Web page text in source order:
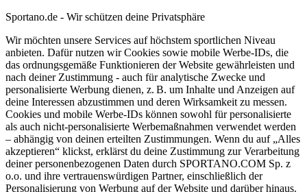
Sportano.de - Wir schützen deine Privatsphäre
Wir möchten unsere Services auf höchstem sportlichen Niveau
anbieten. Dafür nutzen wir Cookies sowie mobile Werbe-IDs, die
das ordnungsgemäße Funktionieren der Website gewährleisten und
nach deiner Zustimmung - auch für analytische Zwecke und
personalisierte Werbung dienen, z. B. um Inhalte und Anzeigen auf
deine Interessen abzustimmen und deren Wirksamkeit zu messen.
Cookies und mobile Werbe-IDs können sowohl für personalisierte
als auch nicht-personalisierte Werbemaßnahmen verwendet werden
– abhängig von deinen erteilten Zustimmungen. Wenn du auf „Alles
akzeptieren“ klickst, erklärst du deine Zustimmung zur Verarbeitung
deiner personenbezogenen Daten durch SPORTANO.COM Sp. z
o.o. und ihre vertrauenswürdigen Partner, einschließlich der
Personalisierung von Werbung auf der Website und darüber hinaus.